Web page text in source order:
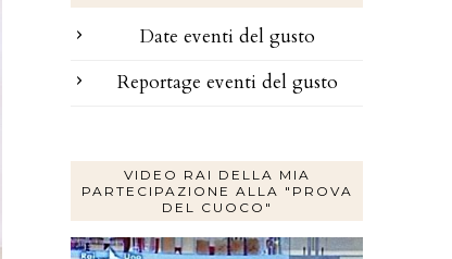
Date eventi del gusto
Reportage eventi del gusto
VIDEO RAI DELLA MIA
PARTECIPAZIONE ALLA "PROVA
DEL CUOCO"